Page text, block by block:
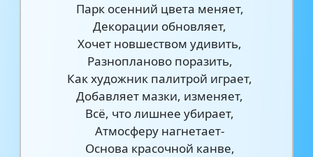
Парк осенний цвета меняет,
Декорации обновляет,
Хочет новшеством удивить,
Разнопланово поразить,
Как художник палитрой играет,
Добавляет мазки, изменяет,
Всё, что лишнее убирает,
Атмосферу нагнетает-
Основа красочной канве,